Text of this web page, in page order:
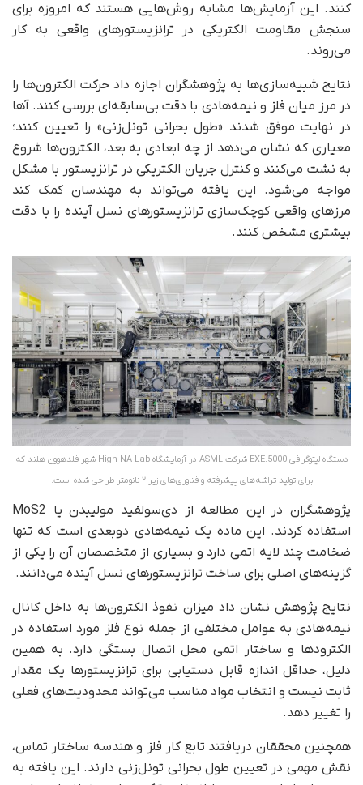
کنند. این آزمایش‌ها مشابه روش‌هایی هستند که امروزه برای
سنجش مقاومت الکتریکی در ترانزیستورهای واقعی به کار
می‌روند.
نتایج شبیه‌سازی‌ها به پژوهشگران اجازه داد حرکت الکترون‌ها را
در مرز میان فلز و نیمه‌هادی با دقت بی‌سابقه‌ای بررسی کنند. آها
در نهایت موفق شدند «طول بحرانی تونل‌زنی» را تعیین کنند؛
معیاری که نشان می‌دهد از چه ابعادی به بعد، الکترون‌ها شروع
به نشت می‌کنند و کنترل جریان الکتریکی در ترانزیستور با مشکل
مواجه می‌شود. این یافته می‌تواند به مهندسان کمک کند
مرزهای واقعی کوچک‌سازی ترانزیستورهای نسل آینده را با دقت
بیشتری مشخص کنند.
دستگاه لیتوگرافی EXE:5000 شرکت ASML در آزمایشگاه High NA Lab شهر فلدهوون هلند که
برای تولید تراشه‌های پیشرفته و فناوری‌های زیر ۲ نانومتر طراحی شده است.
پژوهشگران در این مطالعه از دی‌سولفید مولیبدن یا MoS2
استفاده کردند. این ماده یک نیمه‌هادی دوبعدی است که تنها
ضخامت چند لایه اتمی دارد و بسیاری از متخصصان آن را یکی از
گزینه‌های اصلی برای ساخت ترانزیستورهای نسل آینده می‌دانند.
نتایج پژوهش نشان داد میزان نفوذ الکترون‌ها به داخل کانال
نیمه‌هادی به عوامل مختلفی از جمله نوع فلز مورد استفاده در
الکترودها و ساختار اتمی محل اتصال بستگی دارد. به همین
دلیل، حداقل اندازه قابل دستیابی برای ترانزیستورها یک مقدار
ثابت نیست و انتخاب مواد مناسب می‌تواند محدودیت‌های فعلی
را تغییر دهد.
همچنین محققان دریافتند تابع کار فلز و هندسه ساختار تماس،
نقش مهمی در تعیین طول بحرانی تونل‌زنی دارند. این یافته به